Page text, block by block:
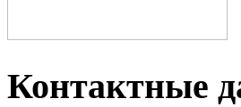
Контактные